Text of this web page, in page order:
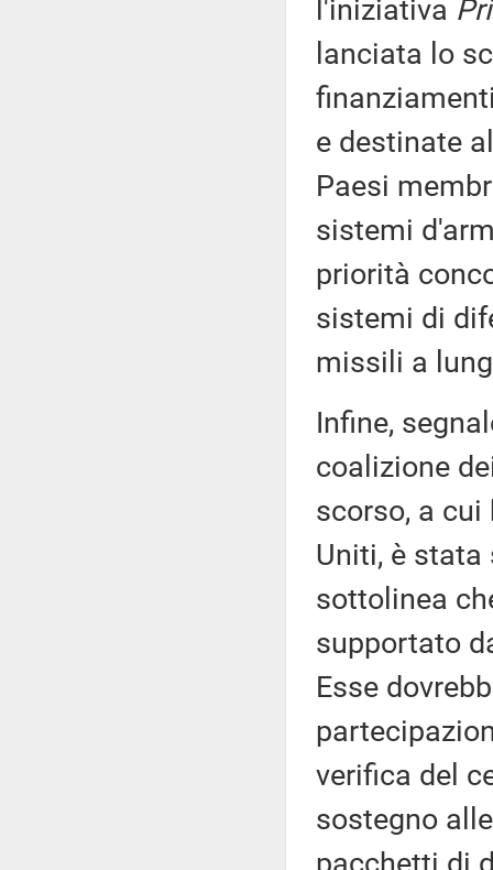
l'iniziativa
lanciata lo
e destinate
Paesi
sistemi
priorità
sistemi di
missili a
Infine,
coalizione
scorso, a
Uniti, è
sottolinea
supportato
Esse
verifica del
sostegno